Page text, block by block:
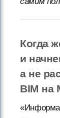
Когда
и
а не
BIM на